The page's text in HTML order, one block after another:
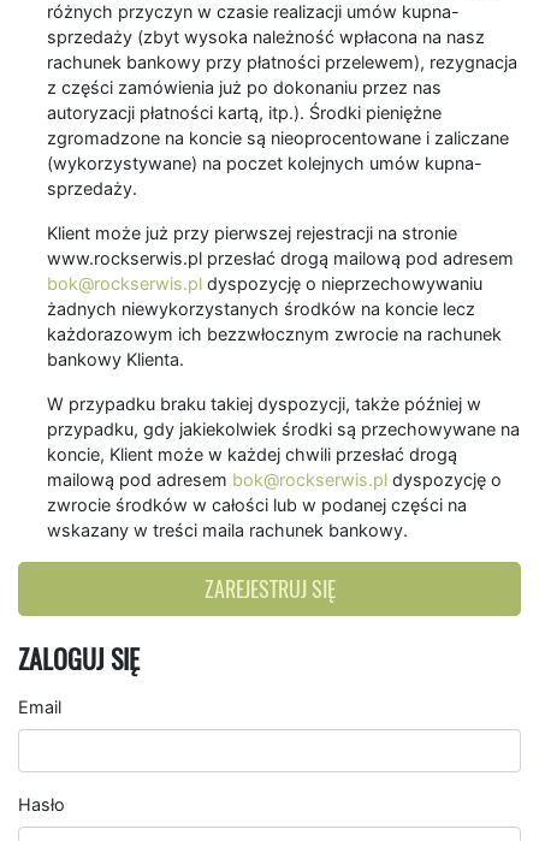
różnych przyczyn w czasie realizacji umów kupna-
sprzedaży (zbyt wysoka należność wpłacona na nasz
rachunek bankowy przy płatności przelewem), rezygnacja
z części zamówienia już po dokonaniu przez nas
autoryzacji płatności kartą, itp.). Środki pieniężne
zgromadzone na koncie są nieoprocentowane i zaliczane
(wykorzystywane) na poczet kolejnych umów kupna-
sprzedaży.
Klient może już przy pierwszej rejestracji na stronie
www.rockserwis.pl przesłać drogą mailową pod adresem
bok@rockserwis.pl dyspozycję o nieprzechowywaniu
żadnych niewykorzystanych środków na koncie lecz
każdorazowym ich bezzwłocznym zwrocie na rachunek
bankowy Klienta.
W przypadku braku takiej dyspozycji, także później w
przypadku, gdy jakiekolwiek środki są przechowywane na
koncie, Klient może w każdej chwili przesłać drogą
mailową pod adresem bok@rockserwis.pl dyspozycję o
zwrocie środków w całości lub w podanej części na
wskazany w treści maila rachunek bankowy.
ZAREJESTRUJ SIĘ
ZALOGUJ SIĘ
Email
Hasło